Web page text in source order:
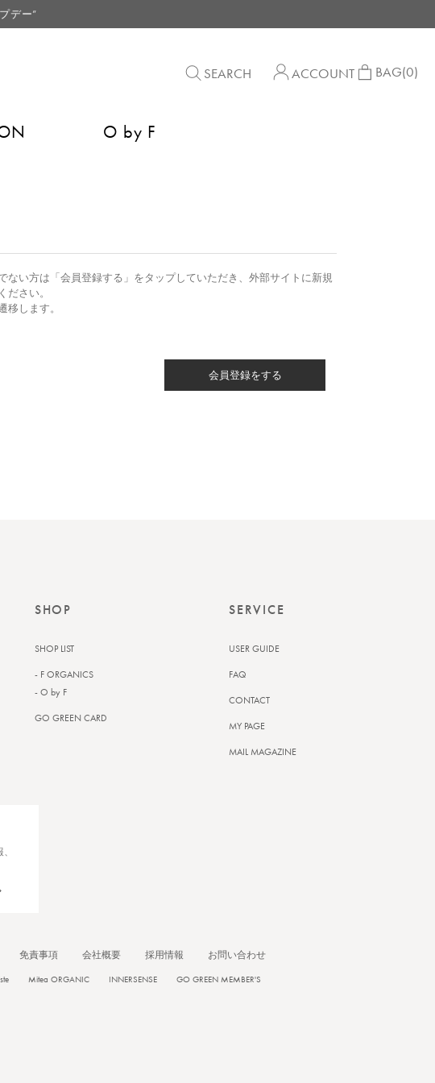
デー”
せ
デー”
SEARCH ACCOUNT BAG(0)
O by F
ない方は「会員登録する」をタップしていただき、外部サイトに新規
ださい。
します。
会員登録をする
SHOP
SHOP LIST
- F ORGANICS
- O by F
GO GREEN CARD
SERVICE
USER GUIDE
FAQ
CONTACT
MY PAGE
MAIL MAGAZINE
免責事項 会社概要 採用情報 お問い合わせ
Mitea ORGANIC INNERSENSE GO GREEN MEMBER'S